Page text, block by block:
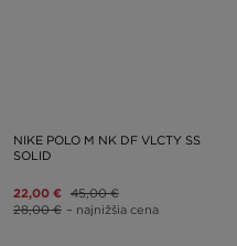
NIKE POLO M NK DF VLCTY SS
SOLID
22,00 € 45,00 €
28,00 € – najnižšia cena